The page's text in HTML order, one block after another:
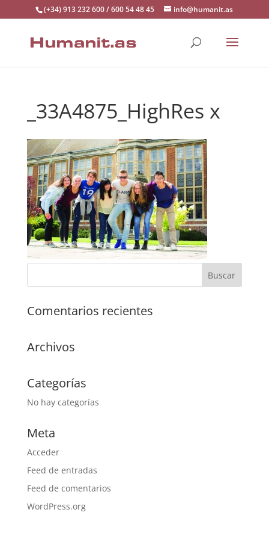
(+34) 913 232 600 / 600 54 48 45 info@humanit.as
_33A4875_HighRes x
Comentarios recientes
Archivos
Categorías
No hay categorías
Meta
Acceder
Feed de entradas
Feed de comentarios
WordPress.org